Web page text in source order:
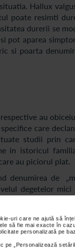
uri care ne ajută să
să fie mai exacte în
personalizată pe
„Personalizează
Hallux
poate resimti
durerii se
pot aparea
si poarta
au
care
studii prin
in istoricul
au piciorul plat.
denumirea de
degetelor
sa fie impins